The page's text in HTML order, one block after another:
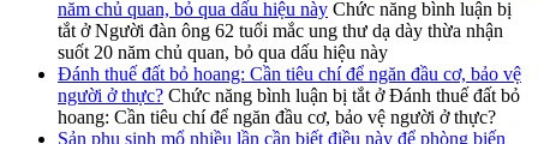
năm chủ quan, bỏ qua dấu hiệu này Chức năng bình luận bị
tắt ở Người đàn ông 62 tuổi mắc ung thư dạ dày thừa nhận
suốt 20 năm chủ quan, bỏ qua dấu hiệu này
Đánh thuế đất bỏ hoang: Cần tiêu chí để ngăn đầu cơ, bảo vệ
người ở thực? Chức năng bình luận bị tắt ở Đánh thuế đất bỏ
hoang: Cần tiêu chí để ngăn đầu cơ, bảo vệ người ở thực?
Sản phụ sinh mổ nhiều lần cần biết điều này để phòng biến